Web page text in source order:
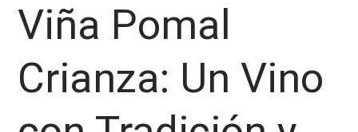
Viña Pomal
Crianza: Un Vino